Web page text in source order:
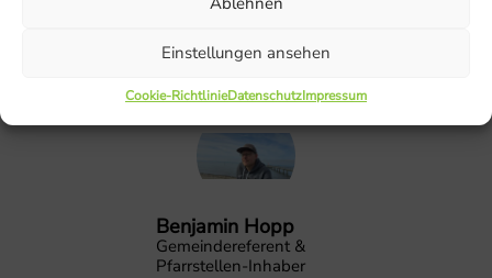
Einstellungen ansehen
Cookie-RichtlinieDatenschutzImpressum
Benjamin Hopp
Gemeindereferent &
Pfarrstellen-Inhaber